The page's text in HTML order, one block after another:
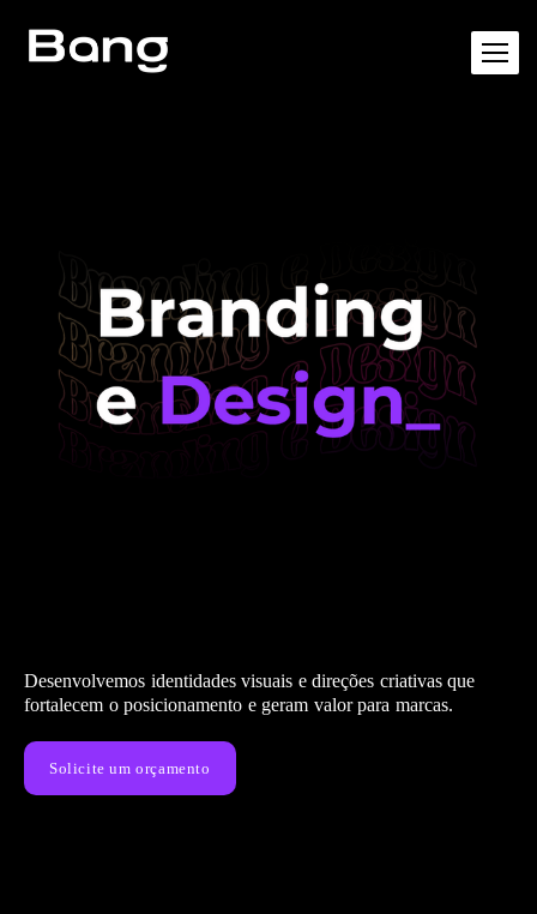
Desenvolvemos identidades visuais e direções criativas que
fortalecem o posicionamento e geram valor para marcas.
Solicite um orçamento